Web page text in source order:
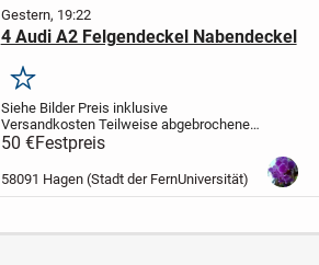
Gestern, 19:22
4 Audi A2 Felgendeckel Nabendeckel
Merken
Siehe Bilder Preis inklusive
Versandkosten Teilweise abgebrochene
StegePrivatverkauf
Keine Garantie
50 €Festpreis
58091 Hagen (Stadt der FernUniversität)